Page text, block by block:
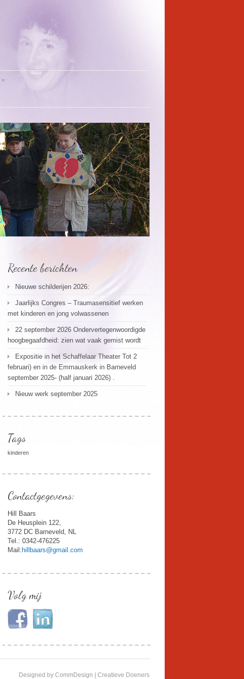
Recente berichten
Nieuwe schilderijen 2026:
Jaarlijks Congres – Traumasensitief werken
met kinderen en jong volwassenen
22 september 2026 Ondervertegenwoordigde
hoogbegaafdheid: zien wat vaak gemist wordt
Expositie in het Schaffelaar Theater Tot 2
februari) en in de Emmauskerk in Barneveld
september 2025- (half januari 2026) .
Nieuw werk september 2025
Tags
kinderen
Contactgegevens:
Hill Baars
De Heusplein 122,
3772 DC Barneveld, NL
Tel.: 0342-476225
Mail: hillbaars@gmail.com
Volg mij
Designed by CommDesign | Creatieve Doeners